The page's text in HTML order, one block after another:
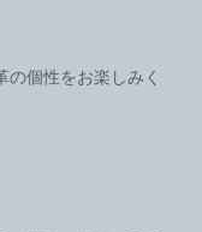
個性をお楽しみく